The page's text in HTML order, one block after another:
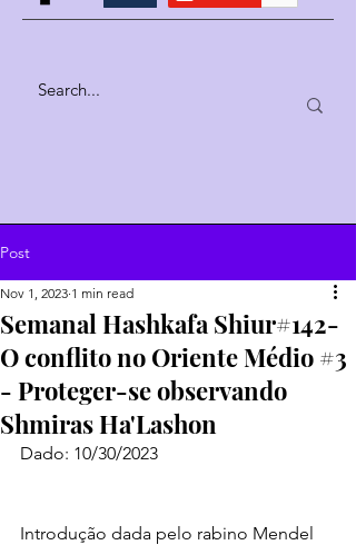
Post
Semanal Hashkafa Shiur#142-
O conflito no Oriente Médio #3
- Proteger-se observando
Shmiras Ha'Lashon
Nov 1, 2023 1 min read
Dado: 10/30/2023
Introdução dada pelo rabino Mendel